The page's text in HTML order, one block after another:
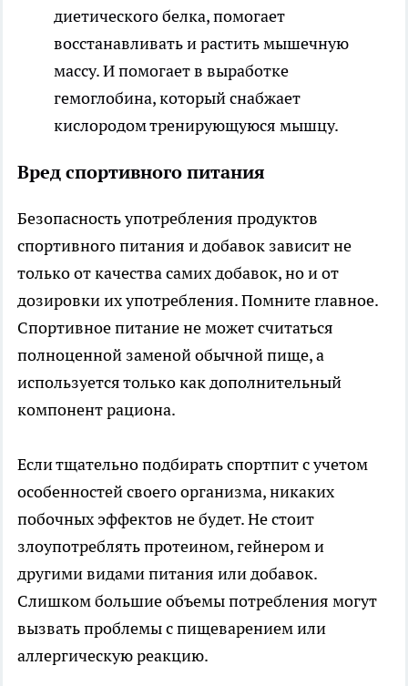
диетического белка, помогает
восстанавливать и растить мышечную
массу. И помогает в выработке
гемоглобина, который снабжает
кислородом тренирующуюся мышцу.
Вред спортивного питания
Безопасность употребления продуктов
спортивного питания и добавок зависит не
только от качества самих добавок, но и от
дозировки их употребления. Помните главное.
Спортивное питание не может считаться
полноценной заменой обычной пище, а
используется только как дополнительный
компонент рациона.
Если тщательно подбирать спортпит с учетом
особенностей своего организма, никаких
побочных эффектов не будет. Не стоит
злоупотреблять протеином, гейнером и
другими видами питания или добавок.
Слишком большие объемы потребления могут
вызвать проблемы с пищеварением или
аллергическую реакцию.